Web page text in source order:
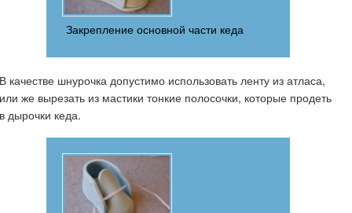
Закрепление основной части кеда
В качестве шнурочка допустимо использовать ленту из атласа,
или же вырезать из мастики тонкие полосочки, которые продеть
в дырочки кеда.